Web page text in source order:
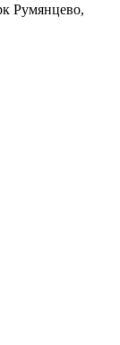
Румянцево,